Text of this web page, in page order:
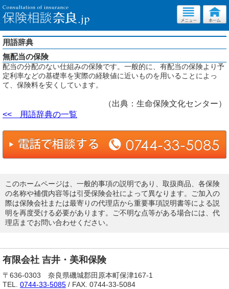
用語辞典
無配当の保険
配当の分配のない仕組みの保険です。一般的に、有配当の保険より予
定利率などの基礎率を実際の経験値に近いものを用いることによっ
て、保険料を安くしています。
（出典：生命保険文化センター）
<< 用語辞典の一覧
このホームページは、一般的事項の説明であり、取扱商品、各保険
の名称や補償内容等は引受保険会社によって異なります。ご加入の
際は保険会社または最寄りの代理店から重要事項説明書等による説
明を再度受ける必要があります。ご不明な点等がある場合には、代
理店までお問い合わせください。
有限会社 吉井・美和保険
〒636-0303 奈良県磯城郡田原本町保津167-1
TEL. 0744-33-5085 / FAX. 0744-33-5084